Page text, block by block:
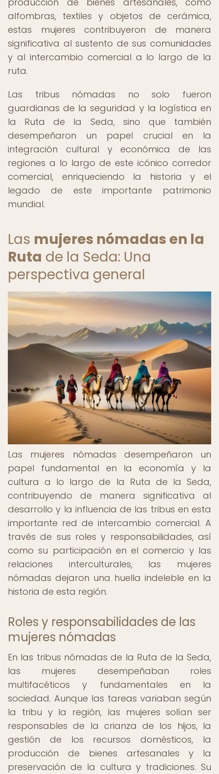
alfombras, textiles y objetos de cerámica,
estas mujeres contribuyeron de manera
significativa al sustento de sus comunidades
y al intercambio comercial a lo largo de la
ruta.
Las tribus nómadas no solo fueron
guardianas de la seguridad y la logística en
la Ruta de la Seda, sino que también
desempeñaron un papel crucial en la
integración cultural y económica de las
regiones a lo largo de este icónico corredor
comercial, enriqueciendo la historia y el
legado de este importante patrimonio
mundial.
Las mujeres nómadas en la
Ruta de la Seda: Una
perspectiva general
Las mujeres nómadas desempeñaron un
papel fundamental en la economía y la
cultura a lo largo de la Ruta de la Seda,
contribuyendo de manera significativa al
desarrollo y la influencia de las tribus en esta
importante red de intercambio comercial. A
través de sus roles y responsabilidades, así
como su participación en el comercio y las
relaciones interculturales, las mujeres
nómadas dejaron una huella indeleble en la
historia de esta región.
Roles y responsabilidades de las
mujeres nómadas
En las tribus nómadas de la Ruta de la Seda,
las mujeres desempeñaban roles
multifacéticos y fundamentales en la
sociedad. Aunque las tareas variaban según
la tribu y la región, las mujeres solían ser
responsables de la crianza de los hijos, la
gestión de los recursos domésticos, la
producción de bienes artesanales y la
preservación de la cultura y tradiciones. Su